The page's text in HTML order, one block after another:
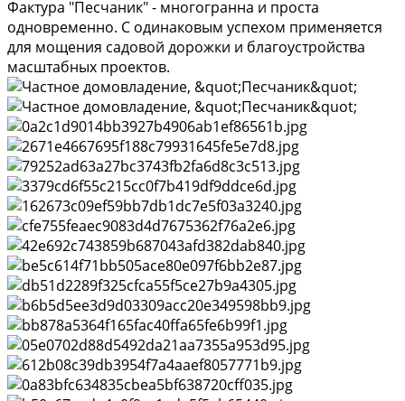
Фактура "Песчаник" - многогранна и проста
одновременно. С одинаковым успехом применяется
для мощения садовой дорожки и благоустройства
масштабных проектов.